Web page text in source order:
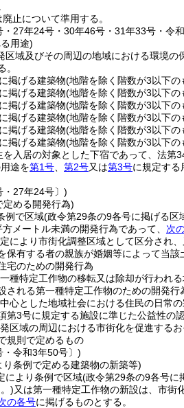
止について準用する。
27年24号・30年46号・31年33号・令
用途)
域及びその周辺の地域における環境
に掲げる建築物(地階を除く階数が3以下の
に掲げる建築物(地階を除く階数が3以下の
に掲げる建築物(地階を除く階数が3以下の
に掲げる建築物(地階を除く階数が3以下の
に掲げる建築物(地階を除く階数が3以下の
に掲げる建築物(地階を除く階数が3以下の
を入居の対象とした下宿であって、法第
途を第1号 第2号又は第3号に規定する
・27年24号〕)
める開発行為)
例で区域(政令第29条の9各号に掲げる区
メートル未満の開発行為であって、 次
により市街化調整区域として区分され
保有する者の親族が婚姻等によって当
宅のための開発行為
種特定工作物の移転又は除却が行われ
される第一種特定工作物のための開発行
心とした地域社会における住民の日常
第3号に規定する施設に準じた公益性の
区域の周辺における市街化を促進する
規則で定めるもの
令和3年50号〕)
条例で定める建築物の新築等)
により条例で区域(政令第29条の9各号に
)又は第一種特定工作物の新設は、市街
の各号に掲げるものとする。